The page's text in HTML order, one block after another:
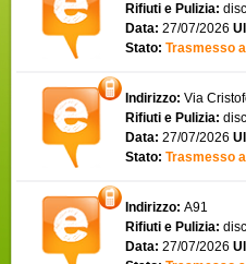
Rifiuti e Pulizia:
Data: 27/07/2026
Stato: Trasmesso
Indirizzo: Via
Rifiuti e Pulizia:
Data: 27/07/2026
Stato: Trasmesso
Indirizzo: A91
Rifiuti e Pulizia:
Data: 27/07/2026